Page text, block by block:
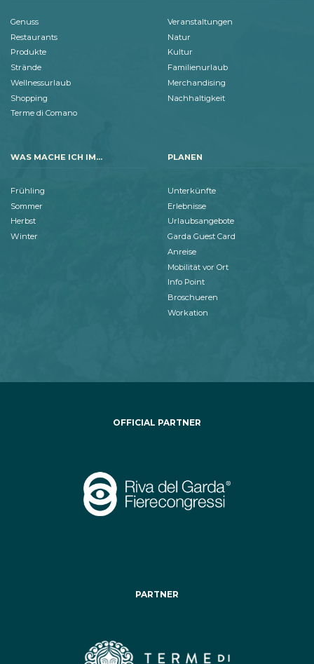
Genuss
Restaurants
Produkte
Strände
Wellnessurlaub
Shopping
Terme di Comano
Veranstaltungen
Natur
Kultur
Familienurlaub
Merchandising
Nachhaltigkeit
WAS MACHE ICH IM...
Frühling
Sommer
Herbst
Winter
PLANEN
Unterkünfte
Erlebnisse
Urlaubsangebote
Garda Guest Card
Anreise
Mobilität vor Ort
Info Point
Broschueren
Workation
OFFICIAL PARTNER
PARTNER